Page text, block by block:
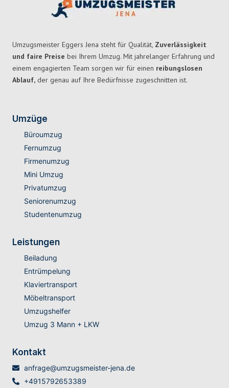
Umzugsmeister Eggers Jena steht für Qualität, Zuverlässigkeit
und faire Preise bei Ihrem Umzug. Mit jahrelanger Erfahrung und
einem engagierten Team sorgen wir für einen reibungslosen
Ablauf, der genau auf Ihre Bedürfnisse zugeschnitten ist.
Umzüge
Büroumzug
Fernumzug
Firmenumzug
Mini Umzug
Privatumzug
Seniorenumzug
Studentenumzug
Leistungen
Beiladung
Entrümpelung
Klaviertransport
Möbeltransport
Umzugshelfer
Umzug 3 Mann + LKW
Kontakt
anfrage@umzugsmeister-jena.de
+4915792653389